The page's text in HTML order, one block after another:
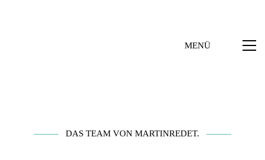
MENÜ
DAS TEAM VON MARTINREDET.